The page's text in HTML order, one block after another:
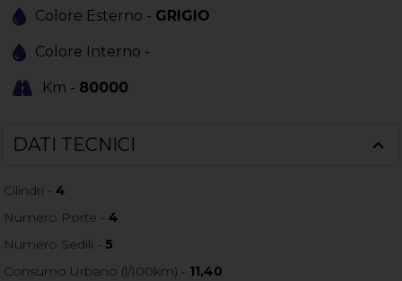
Colore Esterno - GRIGIO
Colore Interno -
Km - 80000
DATI TECNICI
Cilindri -4
Numero Porte -4
Numero Sedili - 5
Consumo Urbano (l/100km) - 11,40